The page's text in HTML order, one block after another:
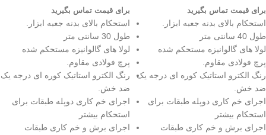
برای قیمت تماس بگیرید
استحکام بالای بدنه جعبه ابزار.
طول 40 سانتی متر
لولا های گالوانیزه مستحکم شده
پرچ فولادی مقاوم.
رنگ الکترو استاتیک کوره ای درجه یک
ضد خش.
اجرای خم کاری دوپله طبقات برای
استحکام بیشتر
اجرای برش و خم کاری طبقات
برای قیمت تماس بگیرید
استحکام بالای بدنه جعبه ابزار.
طول 30 سانتی متر
لولا های گالوانیزه مستحکم شده
پرچ فولادی مقاوم.
رنگ الکترو استاتیک کوره ای درجه یک
ضد خش.
اجرای خم کاری دوپله طبقات برای
استحکام بیشتر
اجرای برش و خم کاری طبقات